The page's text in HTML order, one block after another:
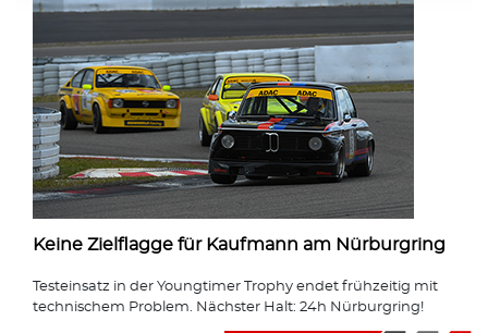
Keine Zielflagge für Kaufmann am Nürburgring
Testeinsatz in der Youngtimer Trophy endet frühzeitig mit
technischem Problem. Nächster Halt: 24h Nürburgring!